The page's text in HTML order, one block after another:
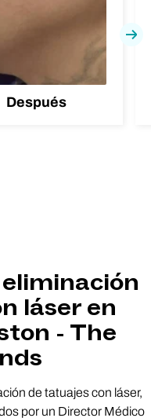
Después
láser en
- The
de tatuajes con láser,
por un Director Médico